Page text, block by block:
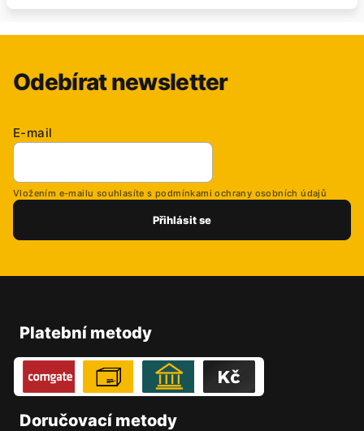
Odebírat newsletter
E-mail
Vložením e-mailu souhlasíte s podmínkami ochrany osobních údajů
Přihlásit se
Platební metody
Doručovací metody